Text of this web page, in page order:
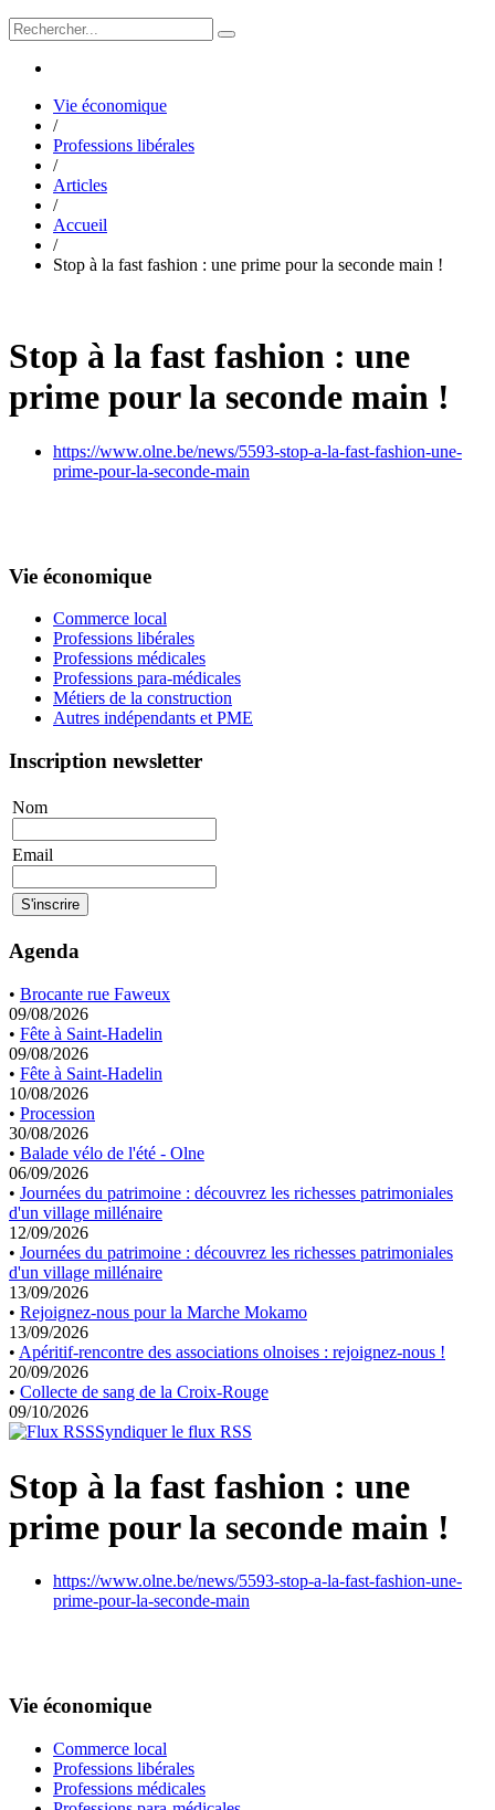
Vie économique
/
Professions libérales
/
Articles
/
Accueil
/
Stop à la fast fashion : une prime pour la seconde main !
Stop à la fast fashion : une
prime pour la seconde main !
https://www.olne.be/news/5593-stop-a-la-fast-fashion-une-
prime-pour-la-seconde-main
Vie économique
Commerce local
Professions libérales
Professions médicales
Professions para-médicales
Métiers de la construction
Autres indépendants et PME
Inscription newsletter
Nom
Email
Agenda
• Brocante rue Faweux
09/08/2026
• Fête à Saint-Hadelin
09/08/2026
• Fête à Saint-Hadelin
10/08/2026
• Procession
30/08/2026
• Balade vélo de l'été - Olne
06/09/2026
• Journées du patrimoine : découvrez les richesses patrimoniales
d'un village millénaire
12/09/2026
• Journées du patrimoine : découvrez les richesses patrimoniales
d'un village millénaire
13/09/2026
• Rejoignez-nous pour la Marche Mokamo
13/09/2026
• Apéritif-rencontre des associations olnoises : rejoignez-nous !
20/09/2026
• Collecte de sang de la Croix-Rouge
09/10/2026
Syndiquer le flux RSS
Stop à la fast fashion : une
prime pour la seconde main !
https://www.olne.be/news/5593-stop-a-la-fast-fashion-une-
prime-pour-la-seconde-main
Vie économique
Commerce local
Professions libérales
Professions médicales